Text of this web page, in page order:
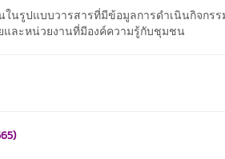
นรูปแบบวารสารที่มีข้อมูลการดำเนินกิจกรร
ละหน่วยงานที่มีองค์ความรู้กับชุมชน